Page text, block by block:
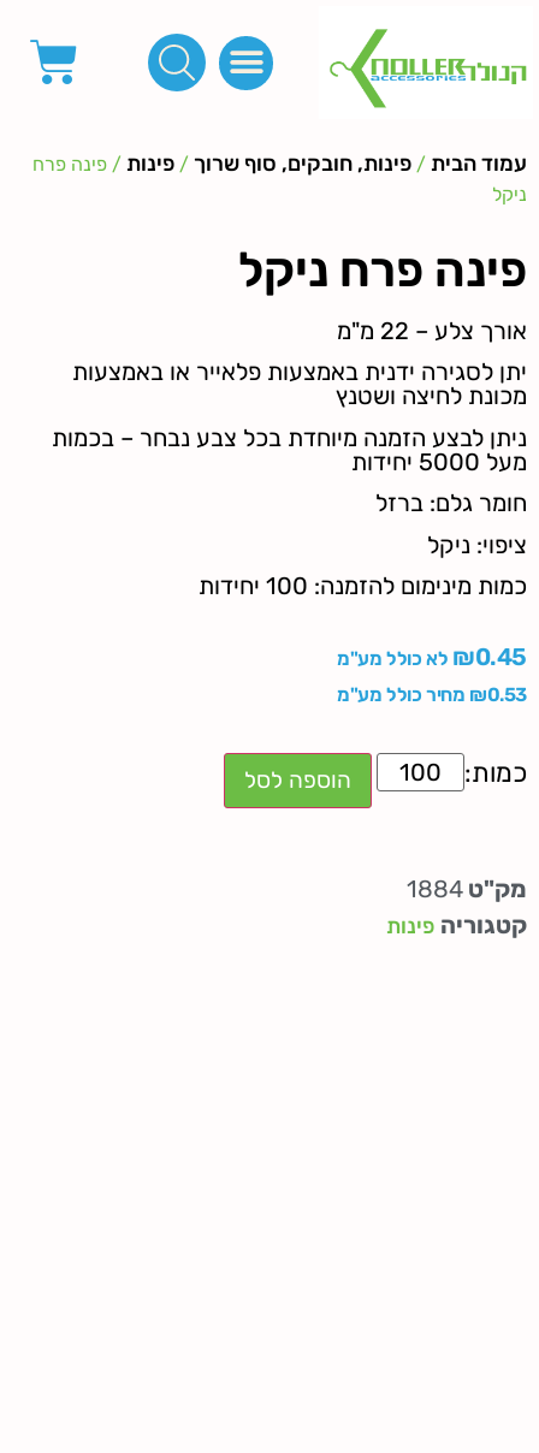
עמוד הבית / פינות, חובקים, סוף שרוך / פינות / פינה פרח
ניקל
פינה פרח ניקל
אורך צלע – 22 מ"מ
יתן לסגירה ידנית באמצעות פלאייר או באמצעות
מכונת לחיצה ושטנץ
ניתן לבצע הזמנה מיוחדת בכל צבע נבחר – בכמות
מעל 5000 יחידות
חומר גלם: ברזל
ציפוי: ניקל
כמות מינימום להזמנה: 100 יחידות
₪0.45
לא כולל מע"מ
₪0.53 מחיר כולל מע"מ
הוספה לסל
מק"ט 1884
קטגוריה פינות